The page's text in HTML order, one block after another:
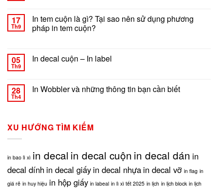
tay
–
theo
sổ
thịnh
phát
quạt
nhựa
giá
nhanh
17
Th9
In tem cuộn là gì? Tại sao nên sử dụng phương
pháp in tem cuộn?
tem
cuộn
Tại
tem
05
Th9
In decal cuộn – In label
decal
cuộn
28
Th4
In Wobbler và những thông tin bạn cần biết
bạn
cần
biết
XU HƯỚNG TÌM KIẾM
in bao lì xì in decal in decal cuộn in decal dán in
decal dính in decal giấy in decal nhựa in decal vỡ in flag in
giá rẻ in huy hiệu in hộp giấy in labeal in lì xì tết 2025 in lịch in lịch block in lịch